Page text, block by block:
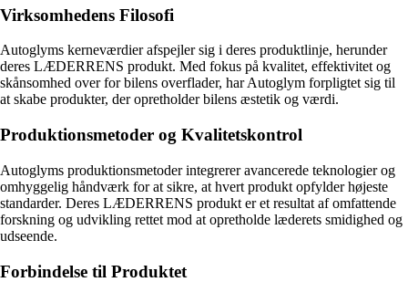
Virksomhedens Filosofi
Autoglyms kerneværdier afspejler sig i deres produktlinje, herunder
deres LÆDERRENS produkt. Med fokus på kvalitet, effektivitet og
skånsomhed over for bilens overflader, har Autoglym forpligtet sig til
at skabe produkter, der opretholder bilens æstetik og værdi.
Produktionsmetoder og Kvalitetskontrol
Autoglyms produktionsmetoder integrerer avancerede teknologier og
omhyggelig håndværk for at sikre, at hvert produkt opfylder højeste
standarder. Deres LÆDERRENS produkt er et resultat af omfattende
forskning og udvikling rettet mod at opretholde læderets smidighed og
udseende.
Forbindelse til Produktet